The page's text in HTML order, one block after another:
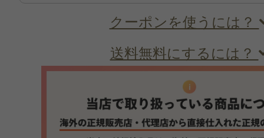
クーポンを使うには？
送料無料にするには？